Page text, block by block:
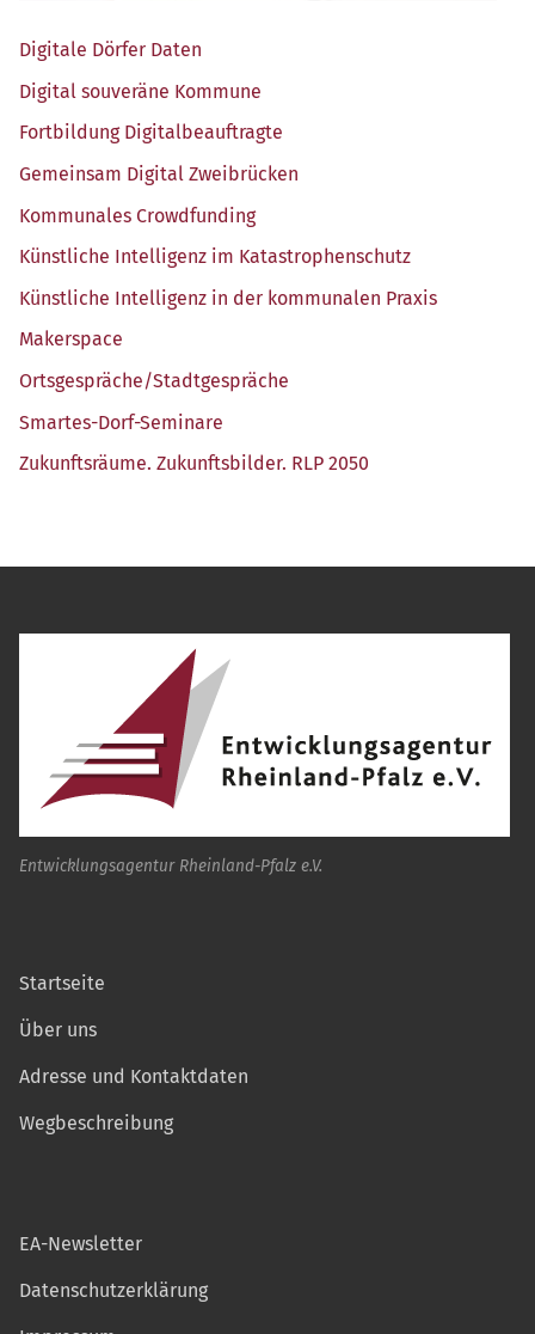
Digi­ta­le Dör­fer Daten
Digi­tal sou­ve­rä­ne Kommune
Fort­bil­dung Digitalbeauftragte
Gemein­sam Digi­tal Zweibrücken
Kom­mu­na­les Crowdfunding
Künst­li­che Intel­li­genz im Katastrophenschutz
Künst­li­che Intel­li­genz in der kom­mu­na­len Praxis
Maker­space
Ortsgespräche/​Stadtgespräche
Smar­tes-Dorf-Semi­na­re
Zukunfts­räu­me. Zukunfts­bil­der. RLP 2050
Entwicklungsagentur Rheinland-Pfalz e.V.
Startseite
Über uns
Adresse und Kontaktdaten
Wegbeschreibung
EA-Newsletter
Datenschutzerklärung